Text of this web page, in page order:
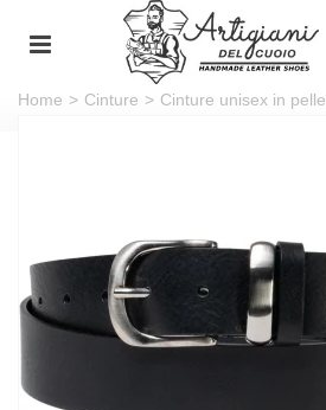
Home > Cinture > Cinture unisex in pelle